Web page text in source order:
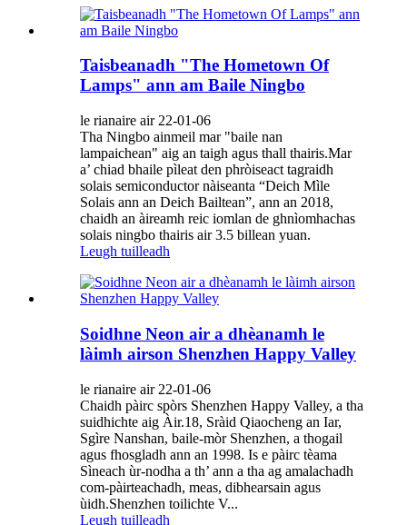
Taisbeanadh "The Hometown Of
Lamps" ann am Baile Ningbo
le rianaire air 22-01-06
Tha Ningbo ainmeil mar "baile nan
lampaichean" aig an taigh agus thall thairis.Mar
a’ chiad bhaile pìleat den phròiseact tagraidh
solais semiconductor nàiseanta “Deich Mìle
Solais ann an Deich Bailtean”, ann an 2018,
chaidh an àireamh reic iomlan de ghnìomhachas
solais ningbo thairis air 3.5 billean yuan.
Leugh tuilleadh
Soidhne Neon air a dhèanamh le
làimh airson Shenzhen Happy Valley
le rianaire air 22-01-06
Chaidh pàirc spòrs Shenzhen Happy Valley, a tha
suidhichte aig Àir.18, Sràid Qiaocheng an Iar,
Sgìre Nanshan, baile-mòr Shenzhen, a thogail
agus fhosgladh ann an 1998. Is e pàirc tèama
Sìneach ùr-nodha a th’ ann a tha ag amalachadh
com-pàirteachadh, meas, dibhearsain agus
ùidh.Shenzhen toilichte V...
Leugh tuilleadh